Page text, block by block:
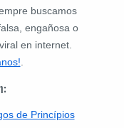
buscamos
engañosa o
en internet.
de Princípios